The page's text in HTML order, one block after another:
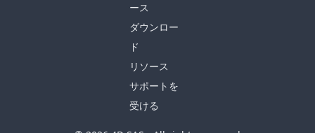
ース
ダウンロー
ド
リソース
サポートを
受ける